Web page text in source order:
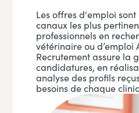
Les offres d'emploi
canaux les plus
professionnels en
vétérinaire ou d’emploi
Recrutement assure la
candidatures, en
analyse des profils
besoins de chaque